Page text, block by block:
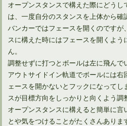
オープンスタンスで構えた際にどうし
は、一度自分のスタンスを上体から確
バンカーではフェースを開くのですが
スに構えた時にはフェースを開くよ
ん。
調整せずに打つとボールは左に飛んで
アウトサイドイン軌道でボールには
ェースを開かないとフックになって
スが目標方向をしっかりと向くよう調
オープンスタンスに構えると簡単に言
とや気をつけることがたくさんありま